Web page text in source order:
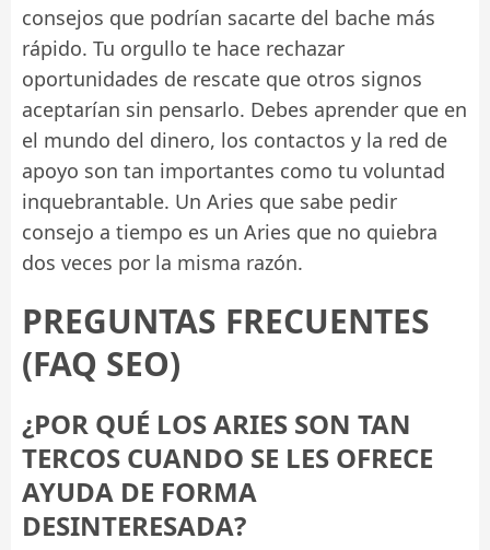
consejos que podrían sacarte del bache más
rápido. Tu orgullo te hace rechazar
oportunidades de rescate que otros signos
aceptarían sin pensarlo. Debes aprender que en
el mundo del dinero, los contactos y la red de
apoyo son tan importantes como tu voluntad
inquebrantable. Un Aries que sabe pedir
consejo a tiempo es un Aries que no quiebra
dos veces por la misma razón.
PREGUNTAS FRECUENTES
(FAQ SEO)
¿POR QUÉ LOS ARIES SON TAN
TERCOS CUANDO SE LES OFRECE
AYUDA DE FORMA
DESINTERESADA?